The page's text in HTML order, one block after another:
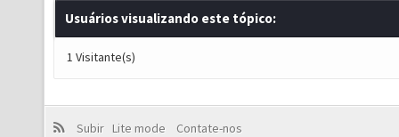
Usuários visualizando este tópico:
1 Visitante(s)
Subir Lite mode
Contate-nos